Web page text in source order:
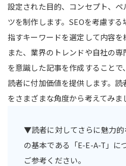
設定された目的、コンセプト、
ツを制作します。SEOを考慮す
指すキーワードを選定して内容を
また、業界のトレンドや自社の
を意識した記事を作成すること
読者に付加価値を提供します。
をさまざまな角度から考えてみま
▼読者に対してさらに魅力的
の基本である「E-E-A-T」に
ご参考ください。